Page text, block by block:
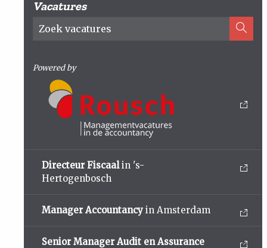
Vacatures
Powered by
Directeur Fiscaalin 's-
Hertogenbosch
Manager Accountancy in Amsterdam
Senior Manager Audit en Assurance